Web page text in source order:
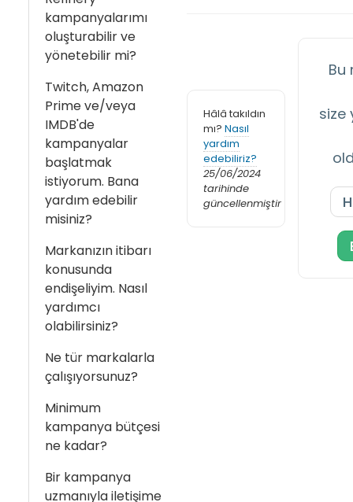
kampanyalarımı
oluşturabilir ve
yönetebilir mi?
Twitch, Amazon
Prime ve/veya
IMDB'de
kampanyalar
başlatmak
istiyorum. Bana
yardım edebilir
misiniz?
Markanızın itibarı
konusunda
endişeliyim. Nasıl
yardımcı
olabilirsiniz?
Ne tür markalarla
çalışıyorsunuz?
Minimum
kampanya bütçesi
ne kadar?
Bir kampanya
uzmanıyla iletişime
Hâlâ takıldın
mı? Nasıl
yardım
edebiliriz?
25/06/2024
tarihinde
güncellenmiştir
Bu
size